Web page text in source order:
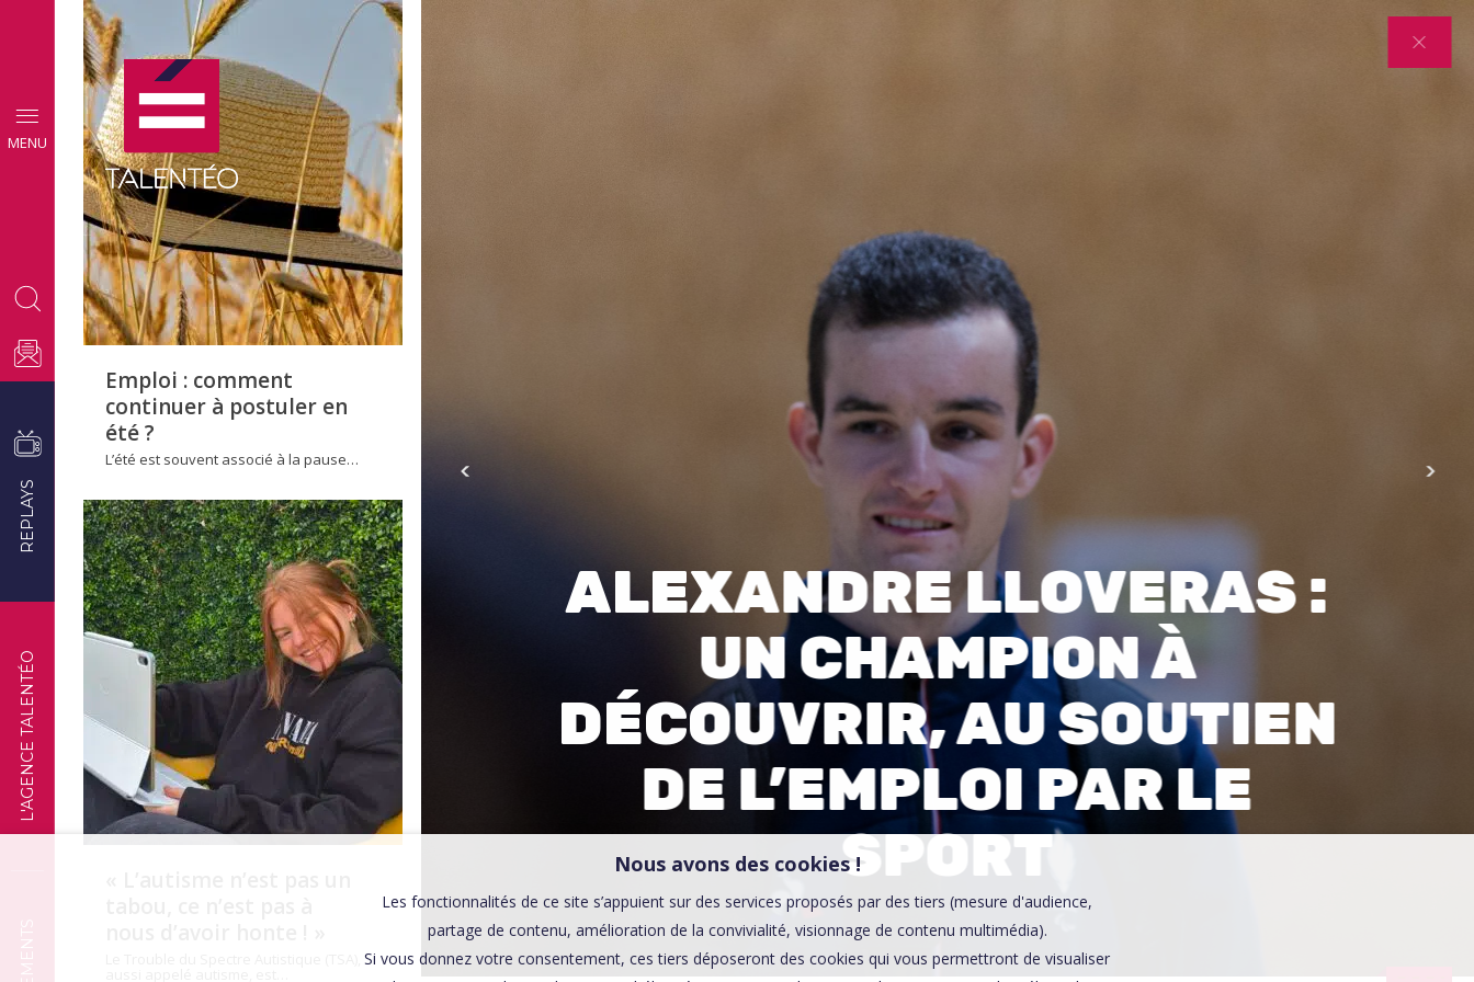
MENU
L'AGENCE TALENTÉO
REPLAYS
CONSEILS
EMPLOI
Emploi : comment
continuer à postuler en
été ?
L’été est souvent associé à la pause…
TÉMOIGNAGES
ALEXANDRE LLOVERAS :
UN CHAMPION À
DÉCOUVRIR, AU SOUTIEN
DE L’EMPLOI PAR LE
SPORT
Nous avons des cookies !
Les fonctionnalités de ce site s’appuient sur des services proposés par des tiers (mesure d'audience,
partage de contenu, amélioration de la convivialité, visionnage de contenu multimédia).
Si vous donnez votre consentement, ces tiers déposeront des cookies qui vous permettront de visualiser